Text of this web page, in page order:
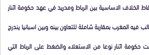
الخلاف الاساسية بين الرباط ومدريد في عهد حكومة اثنار
المغرب بمقاربة شاملة للتعاون بينه وبين اسبانيا يندرج
حكومة اثنار نوعا من الاستعلاء والضغط على الرباط التي